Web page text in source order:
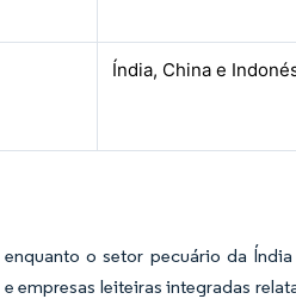
Índia, China e
o setor pecuário da Índia
empresas leiteiras integradas